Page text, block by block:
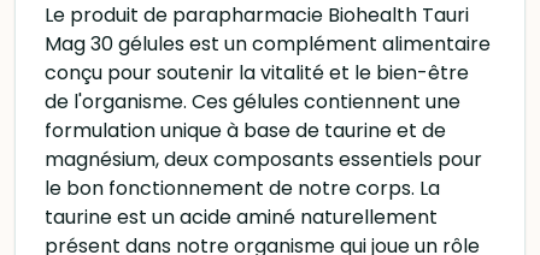
Le produit de parapharmacie Biohealth Tauri
Mag 30 gélules est un complément alimentaire
conçu pour soutenir la vitalité et le bien-être
de l'organisme. Ces gélules contiennent une
formulation unique à base de taurine et de
magnésium, deux composants essentiels pour
le bon fonctionnement de notre corps. La
taurine est un acide aminé naturellement
présent dans notre organisme qui joue un rôle